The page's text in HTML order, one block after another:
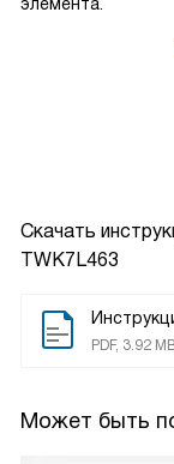
Скачать
TWK7L463
PDF, 3.92
Может быть
элемента.